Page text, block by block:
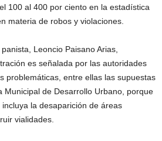
100 al 400 por ciento en la estadística
materia de robos y violaciones.
Leoncio Paisano Arias,
es señalada por las autoridades
problemáticas, entre ellas las supuestas
Municipal de Desarrollo Urbano, porque
la desaparición de áreas
vialidades.